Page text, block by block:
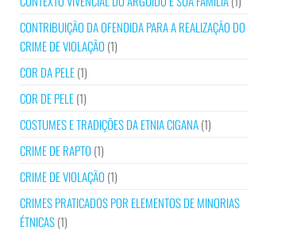
CONTRIBUIÇÃO DA OFENDIDA PARA A REALIZAÇÃO DO
CRIME DE VIOLAÇÃO (1)
COR DA PELE(1)
COR DE PELE(1)
COSTUMES E TRADIÇÕES DA ETNIA CIGANA(1)
CRIME DE RAPTO (1)
CRIME DE VIOLAÇÃO (1)
CRIMES PRATICADOS POR ELEMENTOS DE MINORIAS
ÉTNICAS(1)